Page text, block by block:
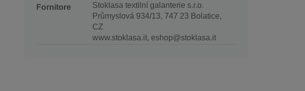
Fornitore
Stoklasa textilní galanterie s.r.o.
Průmyslová 934/13, 747 23 Bolatice,
CZ
www.stoklasa.it, eshop@stoklasa.it